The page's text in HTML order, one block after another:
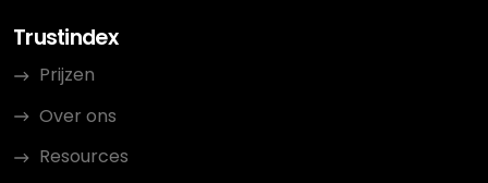
Trustindex
Prijzen
Over ons
Resources